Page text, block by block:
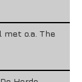
met o.a. The